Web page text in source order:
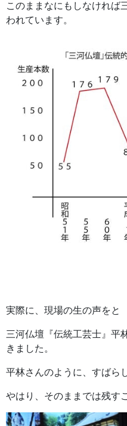
このままなにもしなければ
われています。
実際に、現場の生の声をと
三河仏壇『伝統工芸士』平
きました。
平林さんのように、すばら
やはり、そのままでは残す